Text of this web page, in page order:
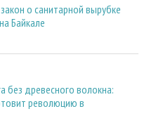
о санитарной вырубке
Байкале
без древесного волокна:
революцию в